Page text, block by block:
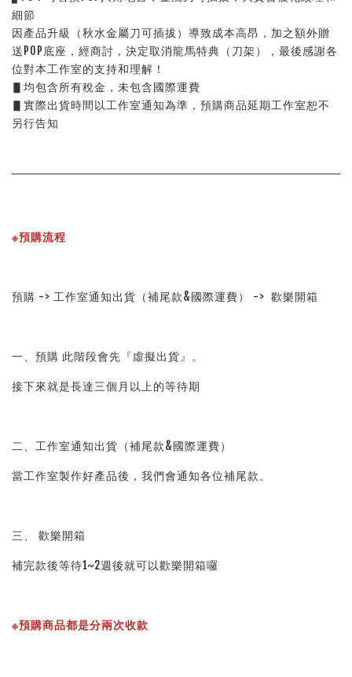
細節
因產品升級（秋水金屬刀可插拔）導致成本高昂，加之額外贈
送POP底座，經商討，決定取消龍馬特典（刀架），最後感謝各
位對本工作室的支持和理解！
▋均包含所有稅金，未包含國際運費
▋實際出貨時間以工作室通知為準，預購商品延期工作室恕不
另行告知
※預購流程
預購 -> 工作室通知出貨（補尾款&國際運費） ->  歡樂開箱
一、預購 此階段會先『虛擬出貨』。
接下來就是長達三個月以上的等待期
二、工作室通知出貨（補尾款&國際運費）
當工作室製作好產品後，我們會通知各位補尾款。
三、 歡樂開箱
補完款後等待1~2週後就可以歡樂開箱囉
※預購商品都是分兩次收款